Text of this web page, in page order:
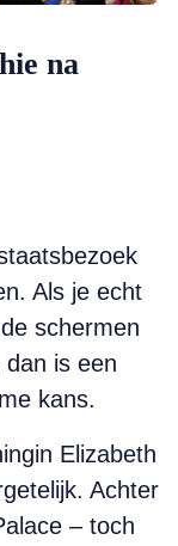
na
Als je echt
schermen
is een
kans.
Elizabeth
Achter
– toch